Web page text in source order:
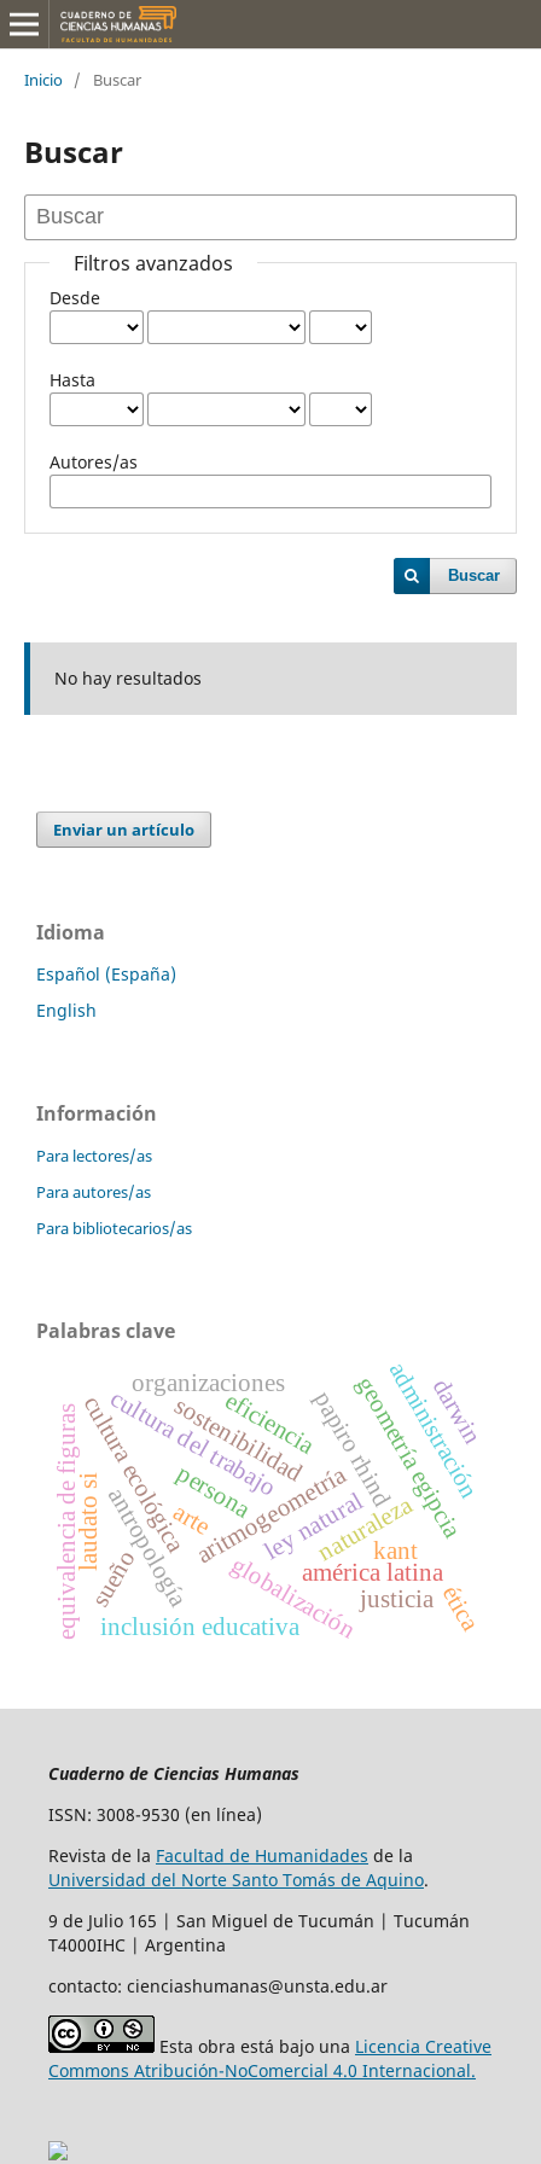
Inicio / Buscar
Buscar
Filtros avanzados
Desde
Hasta
Autores/as
Buscar
No hay resultados
Enviar un artículo
Idioma
Español (España)
English
Información
Para lectores/as
Para autores/as
Para bibliotecarios/as
Palabras clave
persona
aritmogeometría
cultura ecológica naturaleza
antropología
geometría egipcia
papiro rhind
equivalencia de figuras cultura del trabajo
américa latina
administración
organizaciones
globalización
sostenibilidad
inclusión educativa
eficiencia
laudato si ley natural
justicia
sueño ética
kant
darwin
arte
Cuaderno de Ciencias Humanas
ISSN: 3008-9530 (en línea)
Revista de la Facultad de Humanidades de la
Universidad del Norte Santo Tomás de Aquino.
9 de Julio 165 | San Miguel de Tucumán | Tucumán
T4000IHC | Argentina
contacto: cienciashumanas@unsta.edu.ar
Esta obra está bajo una Licencia Creative
Commons Atribución-NoComercial 4.0 Internacional.